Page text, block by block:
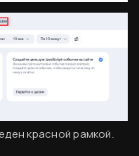
красной рамкой.